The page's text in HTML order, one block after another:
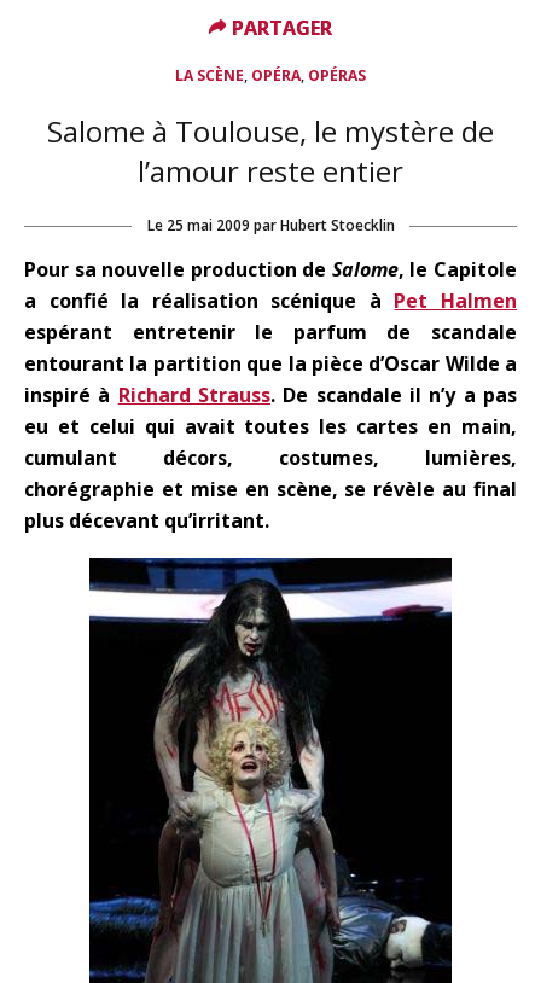
LA SCÈNE, OPÉRA, OPÉRAS
Salome à Toulouse, le mystère de
l’amour reste entier
Le 25 mai 2009 par Hubert Stoecklin
Pour sa nouvelle production de Salome, le Capitole
a confié la réalisation scénique à Pet Halmen
espérant entretenir le parfum de scandale
entourant la partition que la pièce d’Oscar Wilde a
inspiré à Richard Strauss. De scandale il n’y a pas
eu et celui qui avait toutes les cartes en main,
cumulant décors, costumes, lumières,
chorégraphie et mise en scène, se révèle au final
plus décevant qu’irritant.
PARTAGER
PARTAGER